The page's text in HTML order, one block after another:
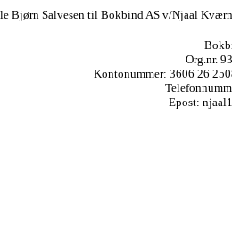
Bjørn Salvesen til Bokbind AS v/Njaal
Org.nr.
Kontonummer: 3606 26
Epost: